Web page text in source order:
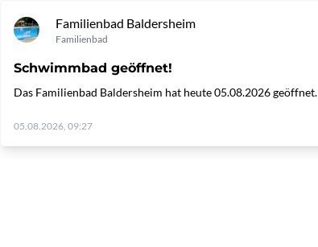
Familienbad Baldersheim
Familienbad
Schwimmbad geöffnet!
Das Familienbad Baldersheim hat heute 05.08.2026 geöffnet.
05.08.2026, 09:27